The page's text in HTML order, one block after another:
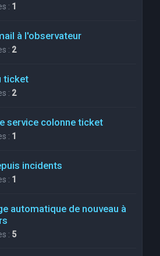
: 1
à l'observateur
: 2
ticket
: 2
service colonne ticket
: 1
incidents
: 1
automatique de nouveau à
: 5